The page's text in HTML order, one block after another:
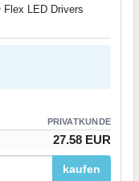
LED Drivers
PRIVATKUNDE
27.58 EUR
kaufen